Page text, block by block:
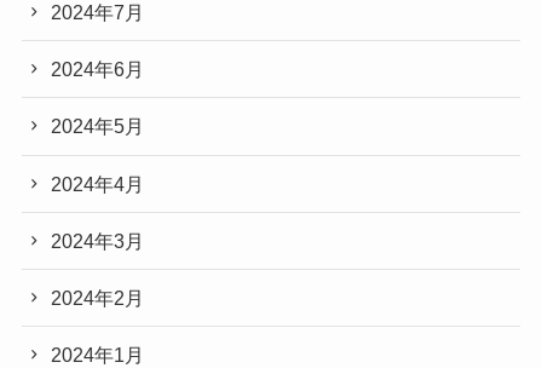
2024年7月
2024年6月
2024年5月
2024年4月
2024年3月
2024年2月
2024年1月